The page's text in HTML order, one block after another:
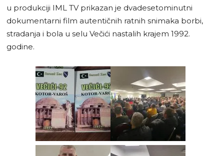
u produkciji IML TV prikazan je dvadesetominutni
dokumentarni film autentičnih ratnih snimaka borbi,
stradanja i bola u selu Večići nastalih krajem 1992.
godine.